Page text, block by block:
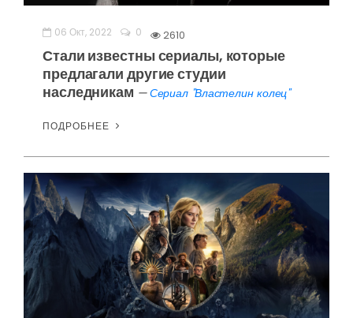
06 Окт, 2022 0 2610
Стали известны сериалы, которые
предлагали другие студии
наследникам —Сериал "Властелин колец"
ПОДРОБНЕЕ